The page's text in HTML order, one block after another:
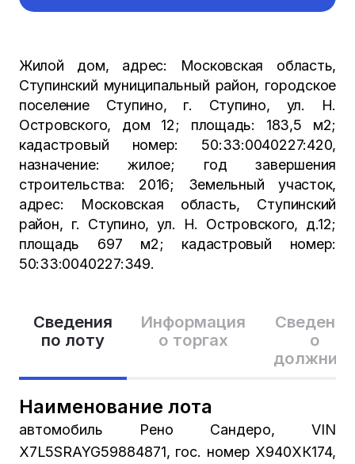
Сведения
по лоту
Информация
о торгах
Сведения
о
Наименование лота
автомобиль Рено Сандеро, VIN
X7L5SRAYG59884871, гос. номер Х940ХК174,
Жилой дом, адрес: Московская область,
Ступинский муниципальный район, городское
поселение Ступино, г. Ступино, ул. Н.
Островского, дом 12; площадь: 183,5 м2;
кадастровый номер: 50:33:0040227:420,
назначение: жилое; год завершения
строительства: 2016; Земельный участок,
адрес: Московская область, Ступинский
район, г. Ступино, ул. Н. Островского, д.12;
площадь 697 м2; кадастровый номер:
50:33:0040227:349.